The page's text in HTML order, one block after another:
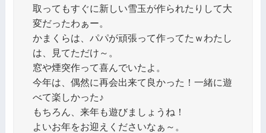
取ってもすぐに新しい雪玉が作られたりして大
変だったわぁー。
かまくらは、パパが頑張って作ってたｗわたし
は、見てただけ～。
窓や煙突作って喜んでいたよ。
今年は、偶然に再会出来て良かった！一緒に遊
べて楽しかった♪
もちろん、来年も遊びましょうね！
よいお年をお迎えくださいなぁ～。